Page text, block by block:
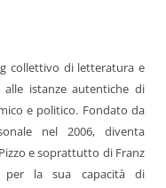
collettivo di letteratura e
alle istanze autentiche di
e politico. Fondato da
nel 2006, diventa
e soprattutto di Franz
per la sua capacità di